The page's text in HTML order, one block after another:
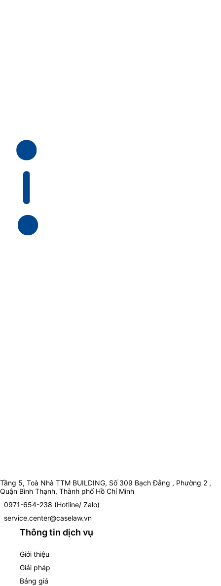
Tầng 5, Toà Nhà TTM BUILDING, Số 309 Bạch Đằng , Phường 2 ,
Quận Bình Thạnh, Thành phố Hồ Chí Minh
0971-654-238 (Hotline/ Zalo)
service.center@caselaw.vn
Thông tin dịch vụ
Giới thiệu
Giải pháp
Bảng giá